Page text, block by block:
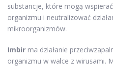
substancje, które mogą
organizmu i neutralizować
mikroorganizmów.
Imbir ma działanie
organizmu w walce z wirusami.